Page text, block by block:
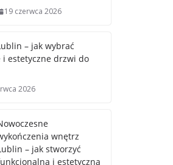
19 czerwca 2026
– jak wybrać
i estetyczne drzwi do
2026
wnętrz
– jak stworzyć
i estetyczną